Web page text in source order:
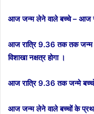
आज जन्म लेने वाले बच्चे – आज
आज रात्रि 9.36 तक तक जन्म लेने
विशाखा नक्षत्र होगा ।
आज रात्रि 9.36 तक जन्मे बच्चों
आज जन्म लेने वाले बच्चों के